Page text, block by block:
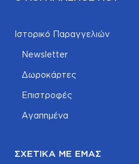
Ιστορικό Παραγγελιών
Newsletter
Δωροκάρτες
Επιστροφές
Αγαπημένα
ΣΧΕΤΙΚΆ ΜΕ ΕΜΆΣ